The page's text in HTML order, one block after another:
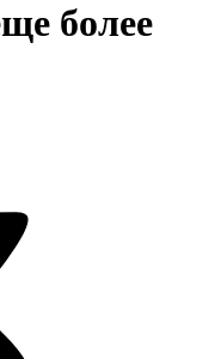
более